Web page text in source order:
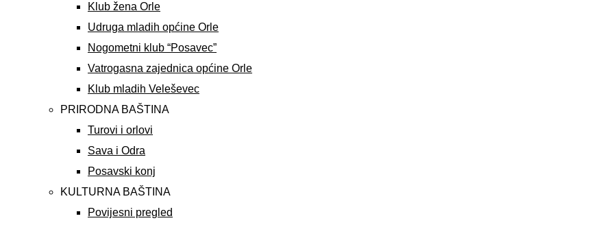
Klub žena Orle
Udruga mladih općine Orle
Nogometni klub “Posavec”
Vatrogasna zajednica općine Orle
Klub mladih Veleševec
PRIRODNA BAŠTINA
Turovi i orlovi
Sava i Odra
Posavski konj
KULTURNA BAŠTINA
Povijesni pregled